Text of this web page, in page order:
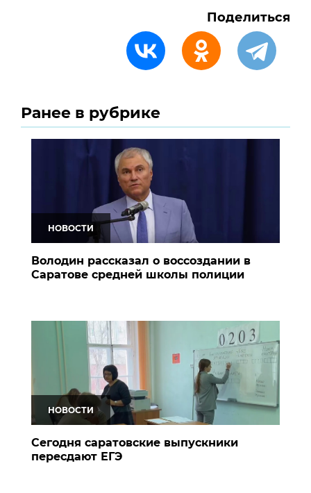
Поделиться
Ранее в рубрике
НОВОСТИ
Володин рассказал о воссоздании в
Саратове средней школы полиции
НОВОСТИ
Сегодня саратовские выпускники
пересдают ЕГЭ